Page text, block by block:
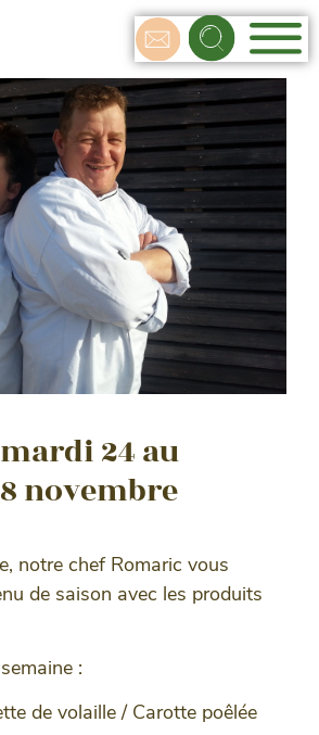
24 au
novembre
notre chef Romaric vous
de saison avec les produits
:
de volaille / Carotte poêlée